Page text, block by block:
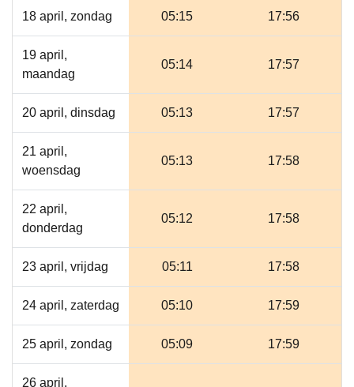
18 april, zondag 05:15 17:56
19 april,
maandag
05:14 17:57
20 april, dinsdag 05:13 17:57
21 april,
woensdag
05:13 17:58
22 april,
donderdag
05:12 17:58
23 april, vrijdag 05:11 17:58
24 april, zaterdag 05:10 17:59
25 april, zondag 05:09 17:59
26 april,